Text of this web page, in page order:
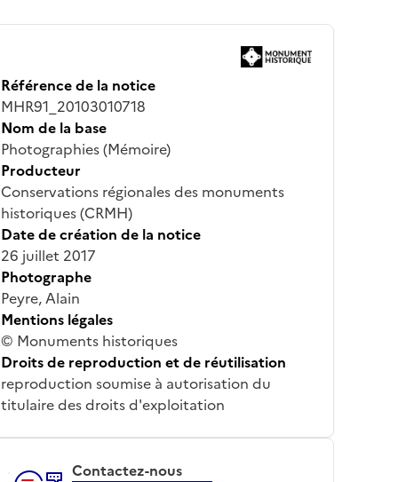
Référence de la notice
MHR91_20103010718
Nom de la base
Photographies (Mémoire)
Producteur
Conservations régionales des monuments
historiques (CRMH)
Date de création de la notice
26 juillet 2017
Photographe
Peyre, Alain
Mentions légales
© Monuments historiques
Droits de reproduction et de réutilisation
reproduction soumise à autorisation du
titulaire des droits d'exploitation
Contactez-nous